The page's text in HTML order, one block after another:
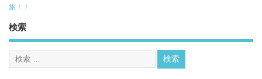
旅！！
検索